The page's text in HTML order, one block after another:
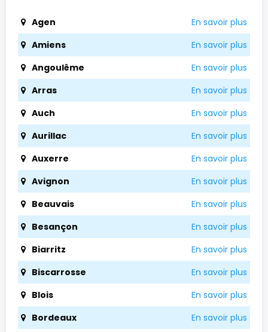
Agen
En savoir plus
Amiens
En savoir plus
Angoulême
En savoir plus
Arras
En savoir plus
Auch
En savoir plus
Aurillac
En savoir plus
Auxerre
En savoir plus
Avignon
En savoir plus
Beauvais
En savoir plus
Besançon
En savoir plus
Biarritz
En savoir plus
Biscarrosse
En savoir plus
Blois
En savoir plus
Bordeaux
En savoir plus